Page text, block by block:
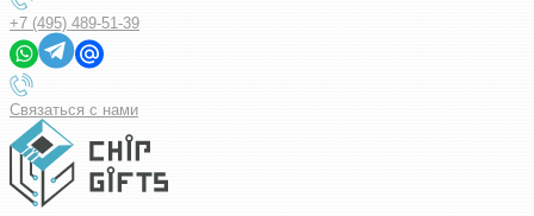
+7 (495) 489-51-39
Связаться с нами